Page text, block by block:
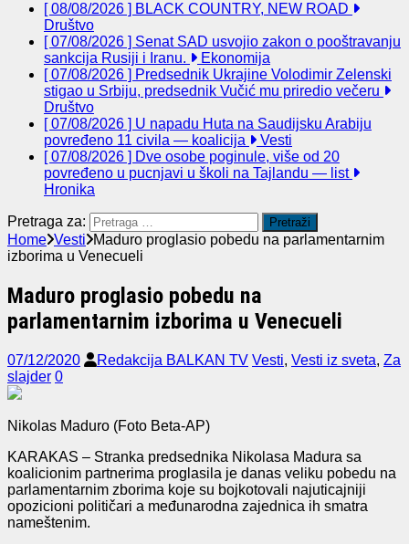
[ 08/08/2026 ] BLACK COUNTRY, NEW ROAD
Društvo
[ 07/08/2026 ] Senat SAD usvojio zakon o pooštravanju
sankcija Rusiji i Iranu.
Ekonomija
[ 07/08/2026 ] Predsednik Ukrajine Volodimir Zelenski
stigao u Srbiju, predsednik Vučić mu priredio večeru
Društvo
[ 07/08/2026 ] U napadu Huta na Saudijsku Arabiju
povređeno 11 civila — koalicija
Vesti
[ 07/08/2026 ] Dve osobe poginule, više od 20
povređeno u pucnjavi u školi na Tajlandu — list
Hronika
Pretraga za:
Home Vesti
Maduro proglasio pobedu na parlamentarnim
izborima u Venecueli
Maduro proglasio pobedu na
parlamentarnim izborima u Venecueli
07/12/2020 Redakcija BALKAN TV Vesti, Vesti iz sveta, Za
slajder 0
Nikolas Maduro (Foto Beta-AP)
KARAKAS – Stranka predsednika Nikolasa Madura sa
koalicionim partnerima proglasila je danas veliku pobedu na
parlamentarnim zborima koje su bojkotovali najuticajniji
opozicioni političari a međunarodna zajednica ih smatra
nameštenim.